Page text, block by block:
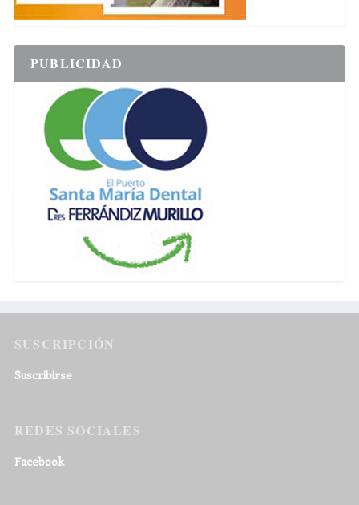
PUBLICIDAD
SUSCRIPCIÓN
Suscribirse
REDES SOCIALES
Facebook